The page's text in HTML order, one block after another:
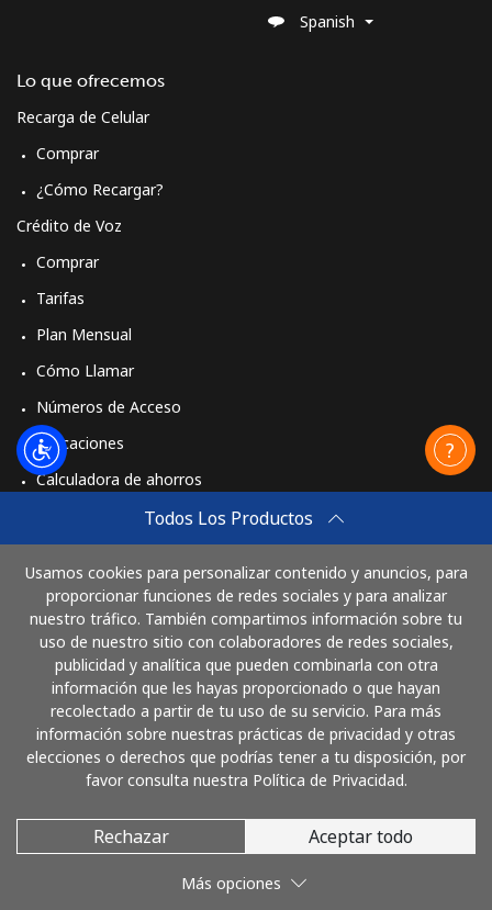
Todos Los Productos
Usamos cookies para personalizar contenido y anuncios, para
proporcionar funciones de redes sociales y para analizar
nuestro tráfico. También compartimos información sobre tu
uso de nuestro sitio con colaboradores de redes sociales,
publicidad y analítica que pueden combinarla con otra
información que les hayas proporcionado o que hayan
recolectado a partir de tu uso de su servicio. Para más
información sobre nuestras prácticas de privacidad y otras
elecciones o derechos que podrías tener a tu disposición, por
favor consulta nuestra Política de Privacidad.
Rechazar Aceptar todo
Más opciones
Lo que ofrecemos
Recarga de Celular
Comprar
¿Cómo Recargar?
Crédito de Voz
Comprar
Tarifas
Plan Mensual
Cómo Llamar
Números de Acceso
Aplicaciones
Calculadora de ahorros
Comprar
Cómo funciona
Spanish
Paga con
© 2026 LlamaCostaRica